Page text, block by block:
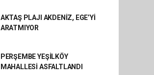
AKTAŞ PLAJI AKDENİZ, EGE’Yİ
ARATMIYOR
PERŞEMBE YEŞİLKÖY
MAHALLESİ ASFALTLANDI